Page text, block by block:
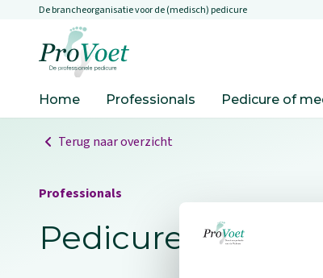
Overslaan en naar de inhoud gaan
De brancheorganisatie voor de (medisch) pedicure
Home Professionals Pedicure of
Terug naar overzicht
Professionals
Pedicure niet